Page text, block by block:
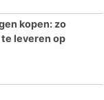
kopen: zo
leveren op